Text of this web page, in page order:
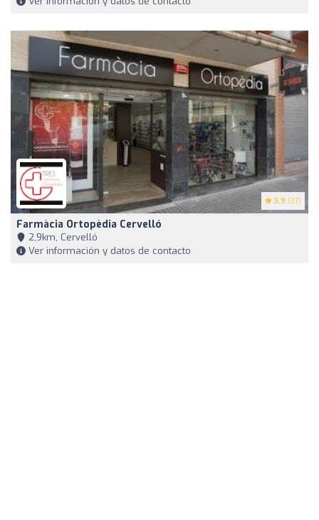
3.9 (37)
Farmàcia Ortopèdia Cervelló
2,9km, Cervelló
Ver información y datos de contacto